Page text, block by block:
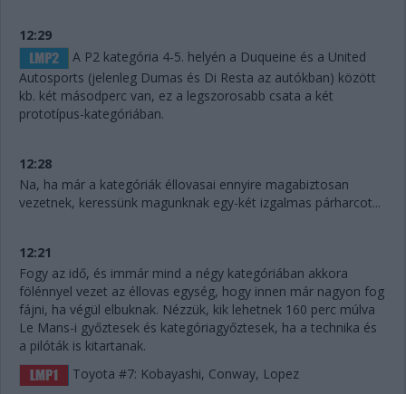
12:29
A P2 kategória 4-5. helyén a Duqueine és a United
Autosports (jelenleg Dumas és Di Resta az autókban) között
kb. két másodperc van, ez a legszorosabb csata a két
prototípus-kategóriában.
12:28
Na, ha már a kategóriák éllovasai ennyire magabiztosan
vezetnek, keressünk magunknak egy-két izgalmas párharcot...
12:21
Fogy az idő, és immár mind a négy kategóriában akkora
fölénnyel vezet az éllovas egység, hogy innen már nagyon fog
fájni, ha végül elbuknak. Nézzük, kik lehetnek 160 perc múlva
Le Mans-i győztesek és kategóriagyőztesek, ha a technika és
a pilóták is kitartanak.
Toyota #7: Kobayashi, Conway, Lopez